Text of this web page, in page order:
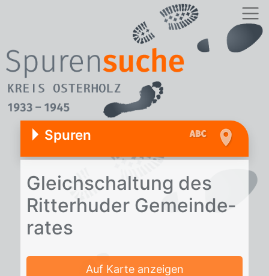
Spuren
Gleich­schal­tung des
Rit­ter­hu­der Ge­mein­de­
ra­tes
Auf Karte anzeigen